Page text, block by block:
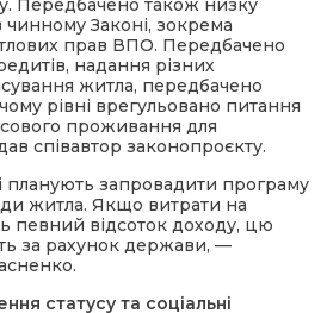
Передбачено також низку
чинному Законі, зокрема
прав ВПО. Передбачено
надання різних
житла, передбачено
рівні врегульовано питання
проживання для
співавтор законопроєкту.
планують запровадити програму
житла. Якщо витрати на
певний відсоток доходу, цю
за рахунок держави, —
статусу та соціальні